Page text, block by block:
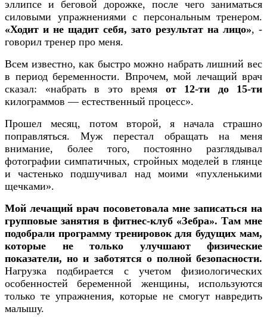
эллипсе и беговой дорожке, после чего заниматься
силовыми упражнениями с персональным тренером.
«Ходит и не щадит себя, зато результат на лицо», -
говорил тренер про меня.
Всем известно, как быстро можно набрать лишний вес
в период беременности. Впрочем, мой лечащий врач
сказал: «набрать в это время от 12-ти до 15-ти
килограммов — естественный процесс».
Прошел месяц, потом второй, я начала страшно
поправляться. Муж перестал обращать на меня
внимание, более того, постоянно разглядывал
фотографии симпатичных, стройных моделей в глянце
и частенько подшучивал над моими «пухленькими
щечками».
Мой лечащий врач посоветовала мне записаться на
групповые занятия в фитнес-клуб «Зебра». Там мне
подобрали программу тренировок для будущих мам,
которые не только улучшают физические
показатели, но и заботятся о полной безопасности.
Нагрузка подбирается с учетом физиологических
особенностей беременной женщины, используются
только те упражнения, которые не смогут навредить
малышу.